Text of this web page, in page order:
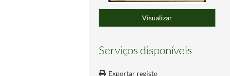
Visualizar
Serviços disponíveis
Exportar registo